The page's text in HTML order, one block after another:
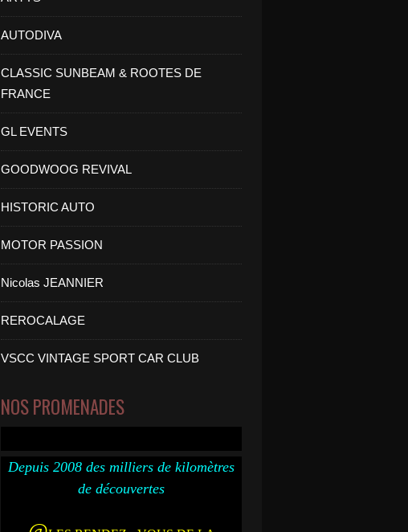
AUTODIVA
CLASSIC SUNBEAM & ROOTES DE
FRANCE
GL EVENTS
GOODWOOG REVIVAL
HISTORIC AUTO
MOTOR PASSION
Nicolas JEANNIER
REROCALAGE
VSCC VINTAGE SPORT CAR CLUB
NOS PROMENADES
Depuis 2008 des milliers de kilomètres
de découvertes